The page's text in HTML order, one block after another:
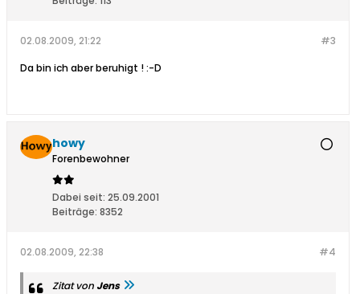
#3
02.08.2009, 21:22
Da bin ich aber beruhigt ! :-D
howy
Forenbewohner
Dabei seit: 25.09.2001
Beiträge: 8352
#4
02.08.2009, 22:38
Zitat von Jens